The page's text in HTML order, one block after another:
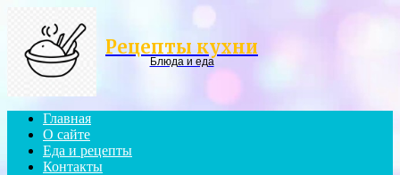
Рецепты кухни
Блюда и еда
Главная
О сайте
Еда и рецепты
Контакты